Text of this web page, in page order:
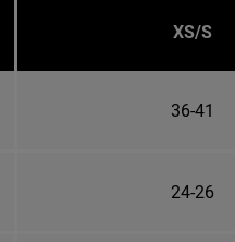
XS/S
36-41
24-26